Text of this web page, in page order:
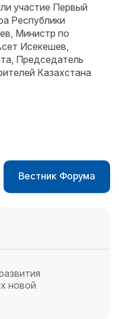
участие Первый
Республики
Министр по
Исекешев,
Председатель
Казахстана
Вестник Форума
новой